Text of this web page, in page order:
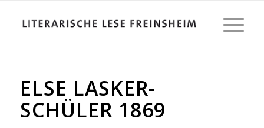
ELSE LASKER-
SCHÜLER 1869